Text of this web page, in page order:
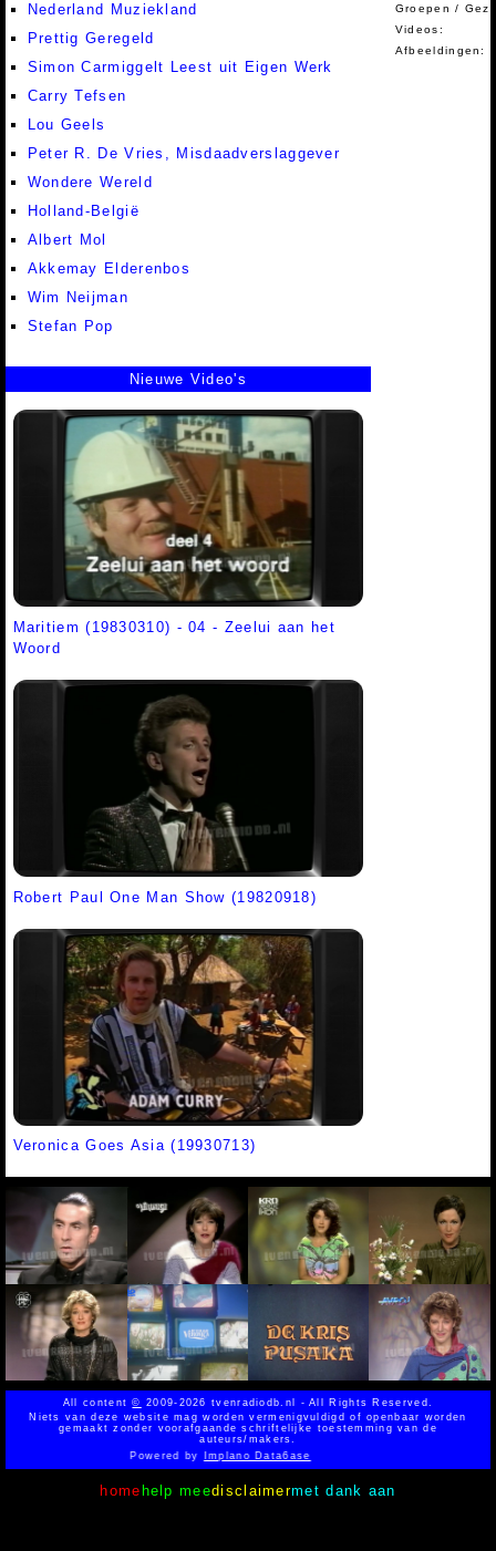
Nederland Muziekland
Prettig Geregeld
Simon Carmiggelt Leest uit Eigen Werk
Carry Tefsen
Lou Geels
Peter R. De Vries, Misdaadverslaggever
Wondere Wereld
Holland-België
Albert Mol
Akkemay Elderenbos
Wim Neijman
Stefan Pop
Groepen /
Videos:
Afbeeldingen:
Nieuwe Video's
Maritiem (19830310) - 04 - Zeelui aan het
Woord
Robert Paul One Man Show (19820918)
Veronica Goes Asia (19930713)
All content© 2009-2026 tvenradiodb.nl - All Rights Reserved.
Niets van deze website mag worden vermenigvuldigd of openbaar worden
gemaakt zonder voorafgaande schriftelijke toestemming van de
auteurs/makers.
Powered byImplano Data6ase
home help meedisclaimermet dank aan